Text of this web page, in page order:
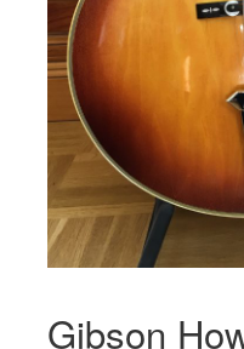
Gibson